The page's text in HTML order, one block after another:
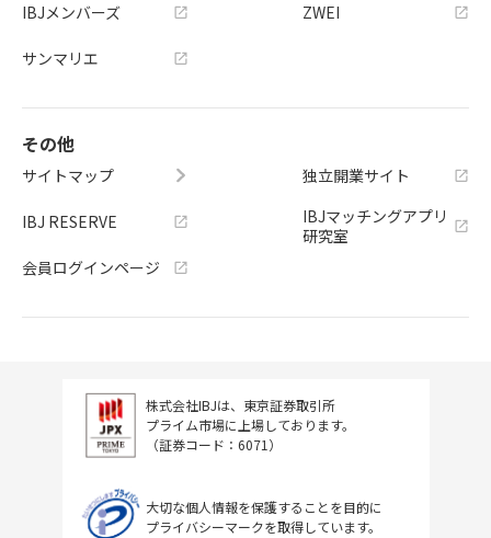
IBJメンバーズ
サンマリエ
ZWEI
その他
サイトマップ
IBJ RESERVE
会員ログインページ
独立開業サイト
IBJマッチングアプリ
研究室
株式会社IBJは、東京証券取引所
プライム市場に上場しております。
（証券コード：6071）
大切な個人情報を保護することを目的に
プライバシーマークを取得しています。